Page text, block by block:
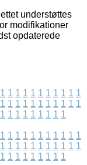
understøttes
modifikationer
opdaterede
1 1 1 1 1 1 1 1 1 1 1
1 1 1 1 1 1 1 1 1 1 1
1 1 1 1 1 1 1 1 1
1 1 1 1 1 1 1 1 1 1 1
1 1 1 1 1 1 1 1 1 1 1
1 1 1 1 1 1 1 1 1